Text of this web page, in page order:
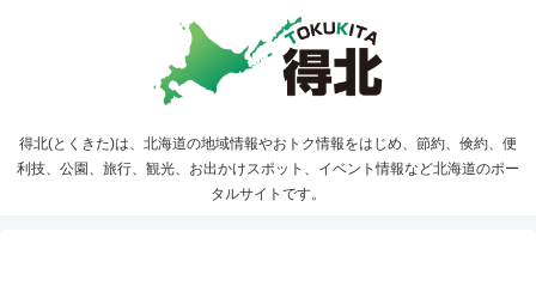
得北(とくきた)は、北海道の地域情報やおトク情報をはじめ、節約、倹約、便
利技、公園、旅行、観光、お出かけスポット、イベント情報など北海道のポー
タルサイトです。